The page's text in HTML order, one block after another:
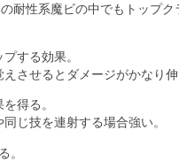
性系魔ビの中でもトップ
する効果。
させるとダメージがかなり
得る。
じ技を連射する場合強い。
。